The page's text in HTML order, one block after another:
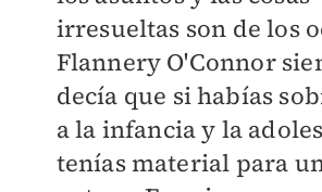
irresueltas son de los
Flannery O'Connor
decía que si habías
a la infancia y la
tenías material para